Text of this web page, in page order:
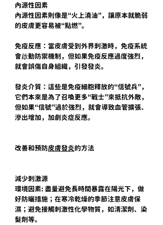
內源性因素
內源性因素則像是“火上澆油”，讓原本就脆弱
的皮膚更容易被“點燃”。
免疫反應：當皮膚受到外界刺激時，免疫系統
會啟動防禦機制，但如果免疫反應過度強烈，
就會誤傷自身組織，引發發炎。
發炎介質：這些是免疫細胞釋放的“信號兵”，
它們本來是為了召喚更多“戰士”來抵抗外敵，
但如果“信號”過於強烈，就會導致血管擴張、
滲出增加，加劇炎症反應。
改善和預防皮膚發炎的方法
減少刺激源
環境因素: 盡量避免長時間暴露在陽光下，做
好防曬措施；在寒冷乾燥的季節注意皮膚保
濕；避免接觸刺激性化學物質，如清潔劑、染
髮劑等。